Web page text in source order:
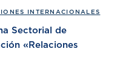
INTERNACIONALES
Sectorial de
«Relaciones